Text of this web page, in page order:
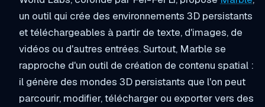
un outil qui crée des environnements 3D persistants
et téléchargeables à partir de texte, d'images, de
vidéos ou d'autres entrées. Surtout, Marble se
rapproche d'un outil de création de contenu spatial :
il génère des mondes 3D persistants que l'on peut
parcourir, modifier, télécharger ou exporter vers des